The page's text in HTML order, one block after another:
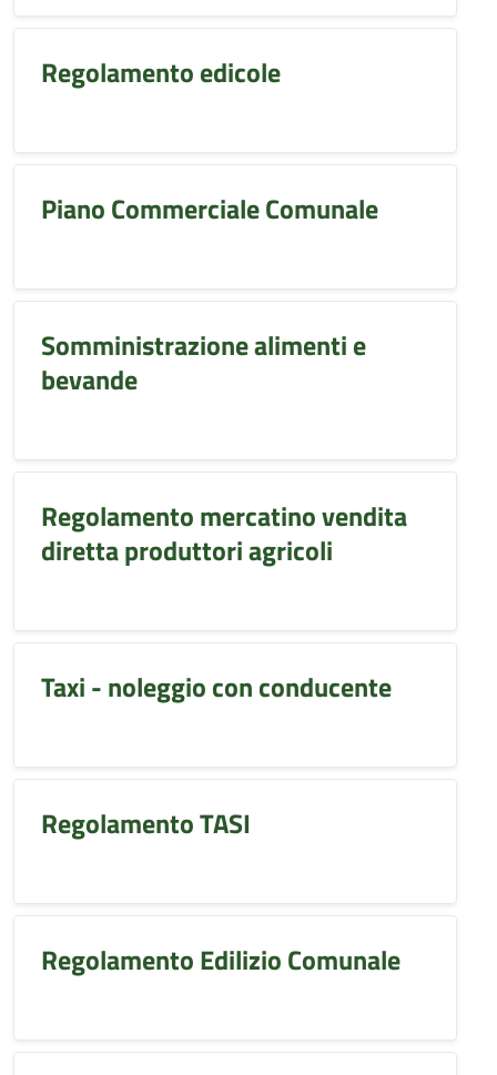
Regolamento edicole
Piano Commerciale Comunale
Somministrazione alimenti e
bevande
Regolamento mercatino vendita
diretta produttori agricoli
Taxi - noleggio con conducente
Regolamento TASI
Regolamento Edilizio Comunale